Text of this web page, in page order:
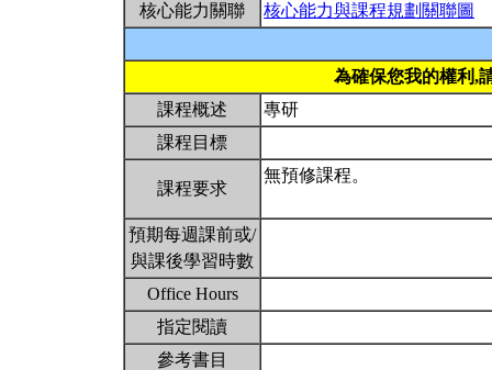
核心能力關聯
核心能力與課程規劃關聯圖
為確保您我的權利,
課程概述
專研
課程目標
課程要求
無預修課程。
預期每週課前或/
與課後學習時數
Office Hours
指定閱讀
參考書目